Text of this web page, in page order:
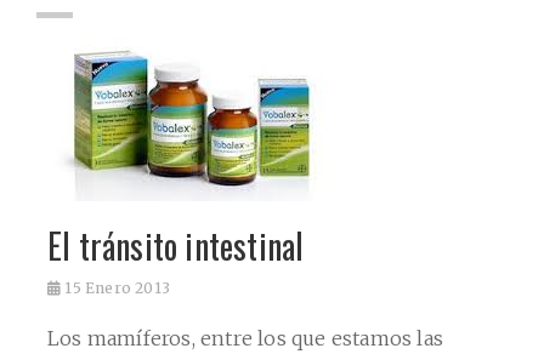
El tránsito intestinal
15 Enero 2013
Los mamíferos, entre los que estamos las